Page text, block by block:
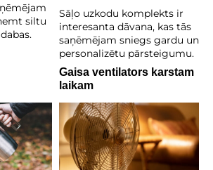
siltu
Sāļo uzkodu komplekts ir
interesanta dāvana, kas tās
saņēmējam sniegs gardu un
personalizētu pārsteigumu.
Gaisa ventilators karstam
laikam